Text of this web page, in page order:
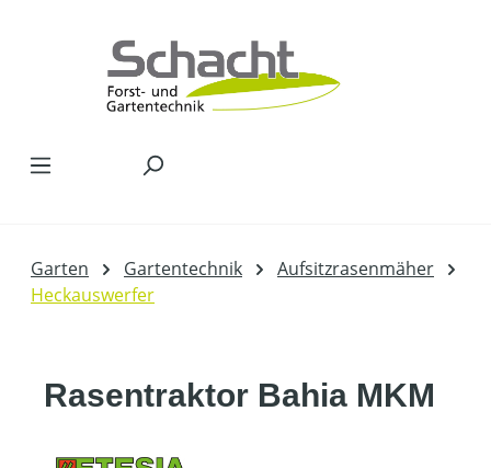
Garten Gartentechnik
Aufsitzrasenmäher
Heckauswerfer
Rasentraktor Bahia MKM